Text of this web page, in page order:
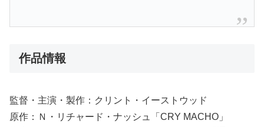
作品情報
監督・主演・製作：クリント・イーストウッド
原作：Ｎ・リチャード・ナッシュ「CRY MACHO」